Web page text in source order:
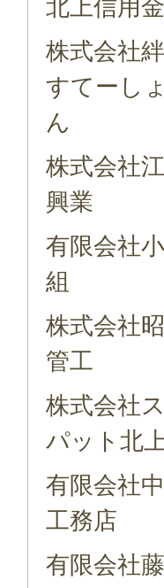
北上信用
株式会社絆
すてーし
ん
株式会社
興業
有限会社
組
株式会社
管工
株式会社
パット北
有限会社
工務店
有限会社